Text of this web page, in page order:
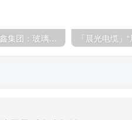
「硅鑫集团」硅鑫集团：玻璃钢市场新宠，投资潜力揭秘！